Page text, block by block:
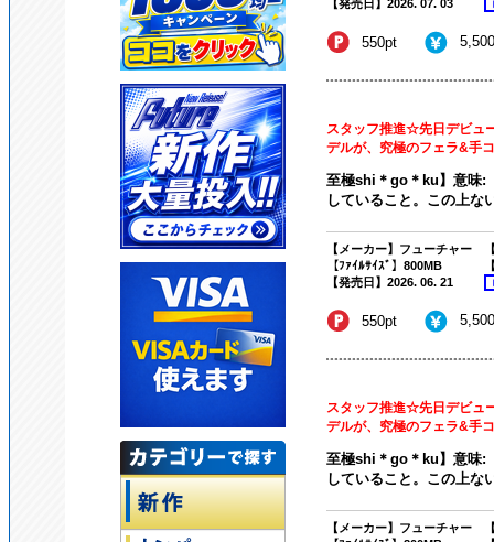
【発売日】2026. 07. 03
550pt
スタッフ推進☆先日デビュ
デルが、究極のフェラ&手
至極shi＊go＊ku】意味:
していること。この上な
【メーカー】フューチャー
【ﾌｧｲﾙｻｲｽﾞ】800MB
【発売日】2026. 06. 21
550pt
スタッフ推進☆先日デビュ
デルが、究極のフェラ&手
至極shi＊go＊ku】意味:
していること。この上な
【メーカー】フューチャー